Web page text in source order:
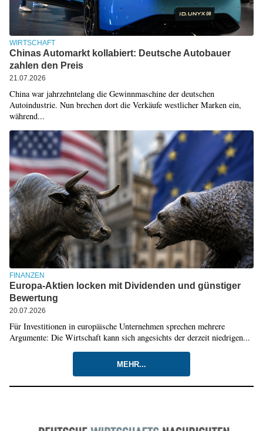
WIRTSCHAFT
Chinas Automarkt kollabiert: Deutsche Autobauer
zahlen den Preis
21.07.2026
China war jahrzehntelang die Gewinnmaschine der deutschen
Autoindustrie. Nun brechen dort die Verkäufe westlicher Marken ein,
während...
FINANZEN
Europa-Aktien locken mit Dividenden und günstiger
Bewertung
20.07.2026
Für Investitionen in europäische Unternehmen sprechen mehrere
Argumente: Die Wirtschaft kann sich angesichts der derzeit niedrigen...
MEHR...